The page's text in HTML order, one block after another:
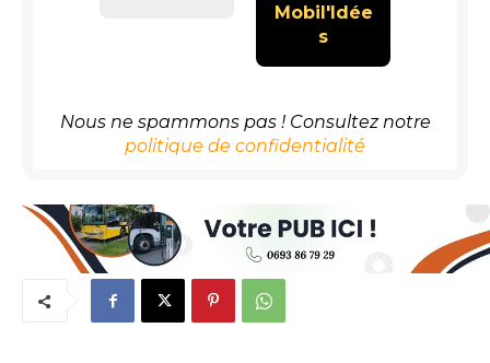
Nous ne spammons pas ! Consultez notre
politique de confidentialité